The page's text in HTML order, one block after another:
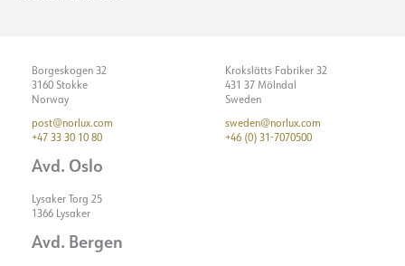
Borgeskogen 32
3160 Stokke
Norway
post@norlux.com
+47 33 30 10 80
Avd. Oslo
Lysaker Torg 25
1366 Lysaker
Avd. Bergen
Krokslätts Fabriker 32
431 37 Mölndal
Sweden
sweden@norlux.com
+46 (0) 31-7070500